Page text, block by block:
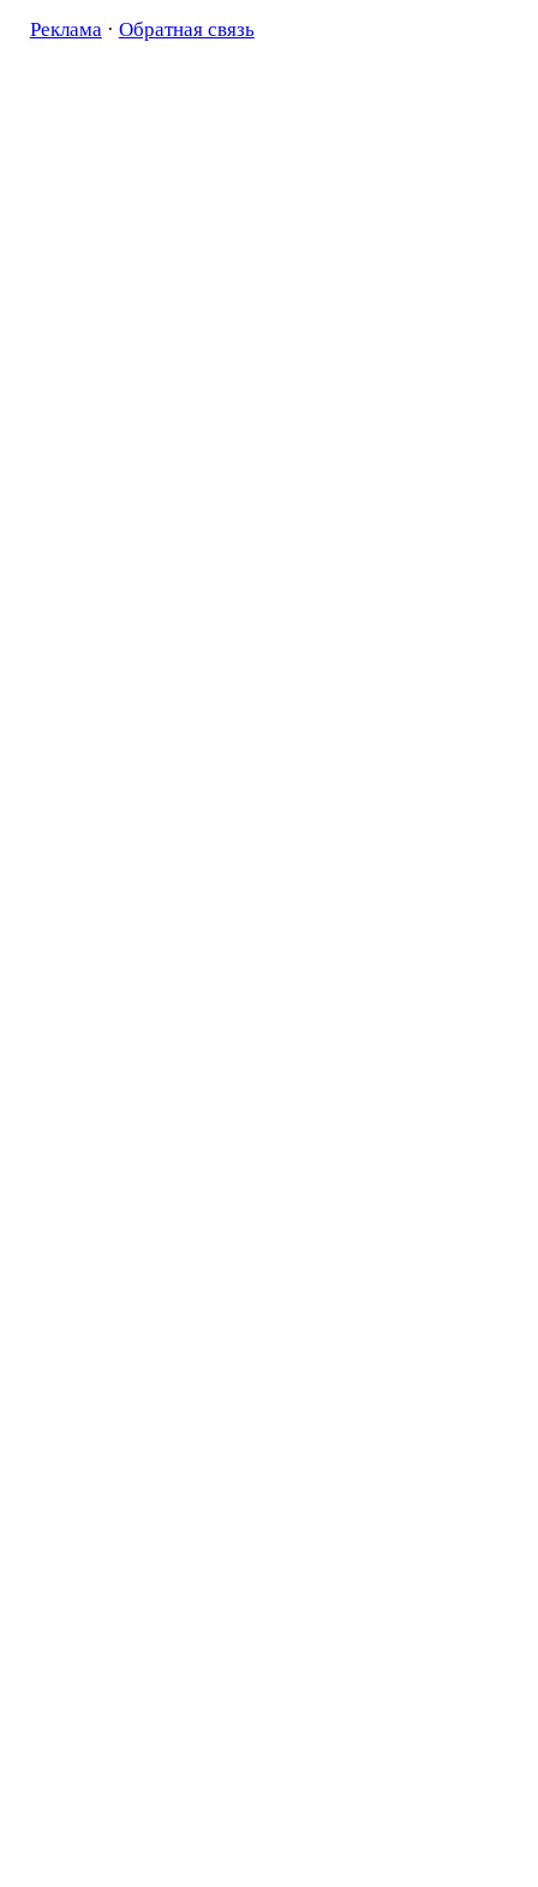
Реклама · Обратная связь